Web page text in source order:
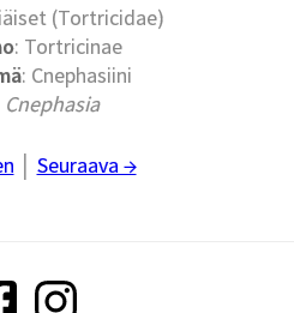
(Tortricidae)
: Tortricinae
: Cnephasiini
Cnephasia
Seuraava →